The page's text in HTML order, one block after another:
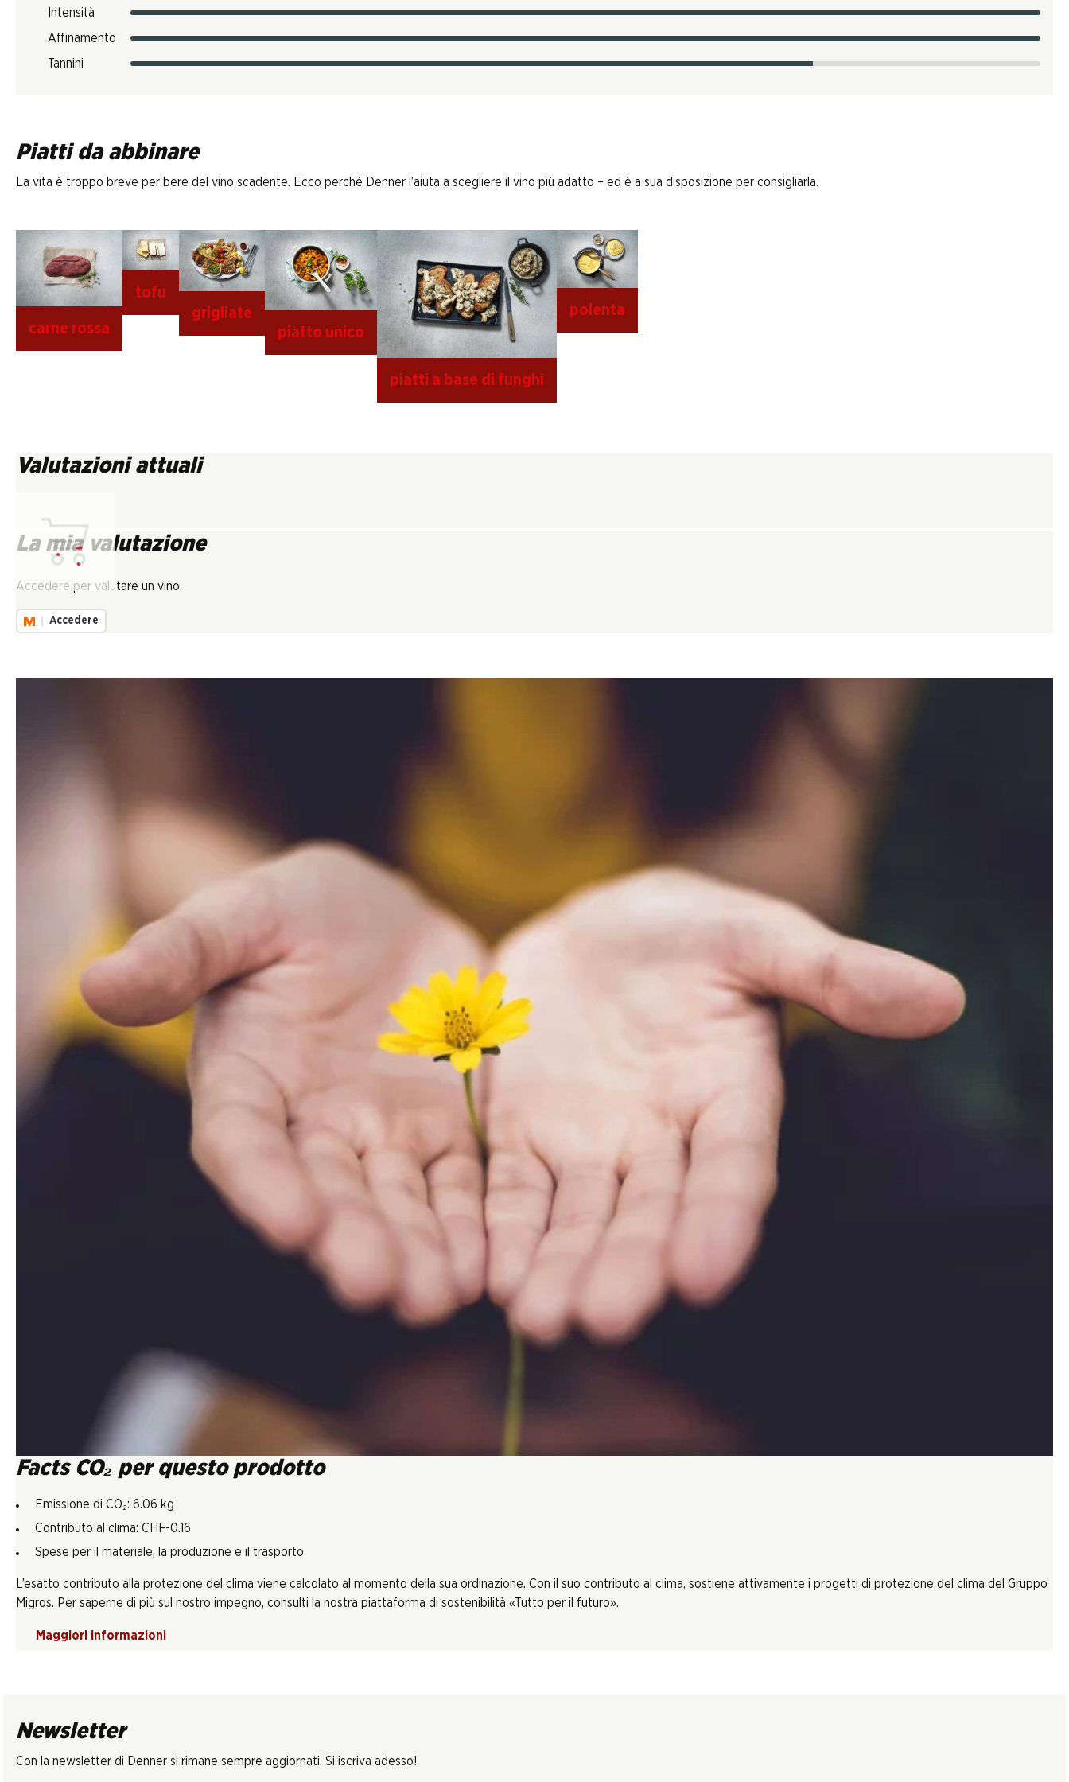
Intensità
Affinamento
Tannini
Piatti da abbinare
La vita è troppo breve per bere del vino scadente. Ecco perché Denner l’aiuta a scegliere il vino più adatto – ed è a sua disposizione per consigliarla.
carne rossa
tofu
grigliate
piatto unico
piatti a base di funghi
polenta
Valutazioni attuali
La mia valutazione
Accedere per valutare un vino.
Accedere
Facts CO₂ per questo prodotto
Emissione di CO₂: 6.06 kg
Contributo al clima: CHF-0.16
Spese per il materiale, la produzione e il trasporto
L’esatto contributo alla protezione del clima viene calcolato al momento della sua ordinazione. Con il suo contributo al clima, sostiene attivamente i progetti di protezione del clima del Gruppo
Migros. Per saperne di più sul nostro impegno, consulti la nostra piattaforma di sostenibilità «Tutto per il futuro».
Maggiori informazioni
Newsletter
Con la newsletter di Denner si rimane sempre aggiornati. Si iscriva adesso!